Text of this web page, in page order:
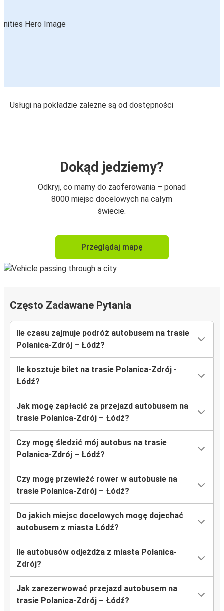
Usługi na pokładzie zależne są od dostępności
Dokąd jedziemy?
Odkryj, co mamy do zaoferowania – ponad
8000 miejsc docelowych na całym
świecie.
Przeglądaj mapę
Często Zadawane Pytania
Ile czasu zajmuje podróż autobusem na trasie
Polanica-Zdrój – Łódź?
Ile kosztuje bilet na trasie Polanica-Zdrój -
Łódź?
Jak mogę zapłacić za przejazd autobusem na
trasie Polanica-Zdrój – Łódź?
Czy mogę śledzić mój autobus na trasie
Polanica-Zdrój – Łódź?
Czy mogę przewieźć rower w autobusie na
trasie Polanica-Zdrój – Łódź?
Do jakich miejsc docelowych mogę dojechać
autobusem z miasta Łódź?
Ile autobusów odjeżdża z miasta Polanica-
Zdrój?
Jak zarezerwować przejazd autobusem na
trasie Polanica-Zdrój – Łódź?